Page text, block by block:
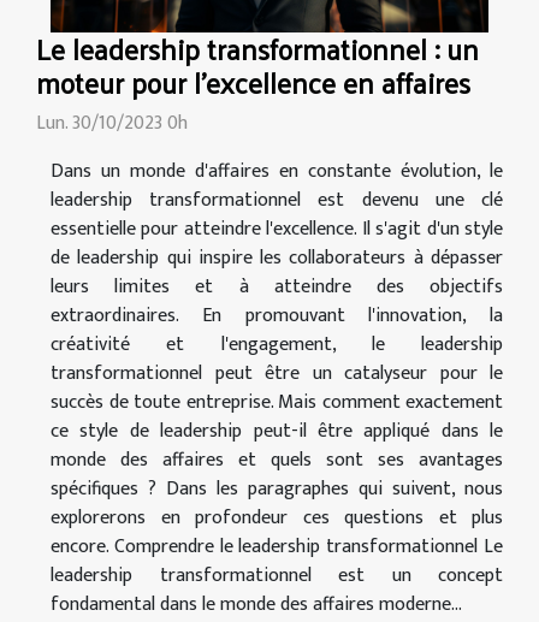
Le leadership transformationnel : un
moteur pour l'excellence en affaires
Lun. 30/10/2023 0h
Dans un monde d'affaires en constante évolution, le
leadership transformationnel est devenu une clé
essentielle pour atteindre l'excellence. Il s'agit d'un style
de leadership qui inspire les collaborateurs à dépasser
leurs limites et à atteindre des objectifs
extraordinaires. En promouvant l'innovation, la
créativité et l'engagement, le leadership
transformationnel peut être un catalyseur pour le
succès de toute entreprise. Mais comment exactement
ce style de leadership peut-il être appliqué dans le
monde des affaires et quels sont ses avantages
spécifiques ? Dans les paragraphes qui suivent, nous
explorerons en profondeur ces questions et plus
encore. Comprendre le leadership transformationnel Le
leadership transformationnel est un concept
fondamental dans le monde des affaires moderne...